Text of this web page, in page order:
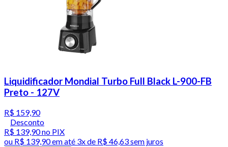
Liquidificador Mondial Turbo Full Black L-900-FB
Preto - 127V
R$ 159,90
Desconto
R$ 139,90no PIX
ou R$ 139,90em até 3x de R$ 46,63 sem juros